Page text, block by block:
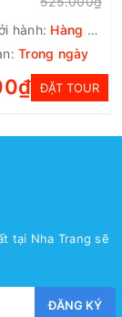
hành: Hàng ngày
Trong ngày
ĐẶT TOUR
tại Nha Trang sẽ
ĐĂNG KÝ